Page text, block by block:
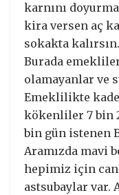
karnını
kira versen aç
sokakta kalırsın.
Burada
olamayanlar ve
Emeklilikte
kökenliler 7 bin
bin gün istenen
Aramızda mavi
hepimiz için
astsubaylar var.